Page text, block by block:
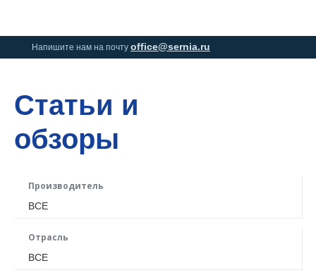
Напишите нам на почту office@sernia.ru
Статьи и
обзоры
Производитель
ВСЕ
Отрасль
ВСЕ